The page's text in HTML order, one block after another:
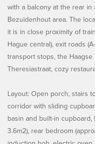
with a balcony at the rear
Bezuidenhout area. The
it is in close proximity of
Hague central), exit roads
transport stops, the
Theresiastraat, cozy
Layout: Open porch, stairs
corridor with sliding
basin and built-in
3.6m2), rear bedroom